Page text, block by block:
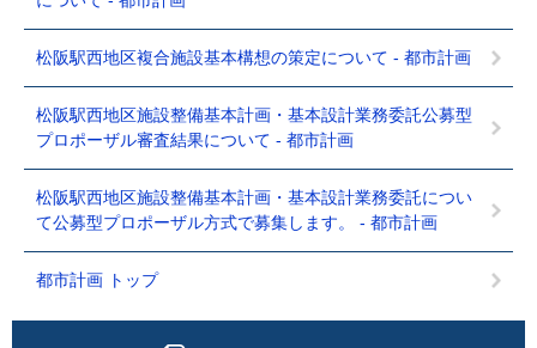
松阪駅西地区複合施設基本構想の策定について - 都市計画
松阪駅西地区施設整備基本計画・基本設計業務委託公募型
プロポーザル審査結果について - 都市計画
松阪駅西地区施設整備基本計画・基本設計業務委託につい
て公募型プロポーザル方式で募集します。 - 都市計画
都市計画 トップ